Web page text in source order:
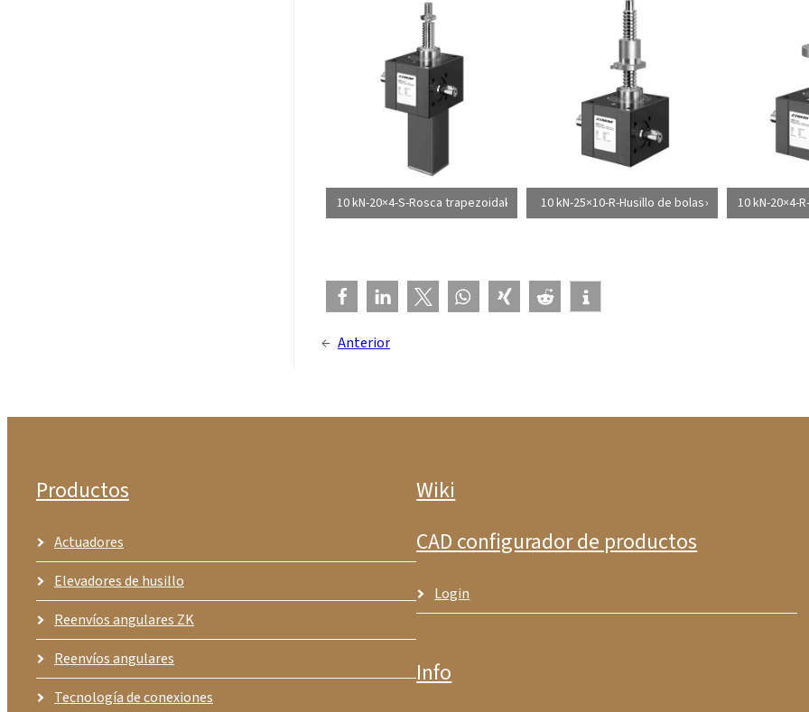
10 kN-20×4-S-Rosca trapezoidal 10 kN-25×10-R-Husillo de bolas 10 kN-20×4-
← Anterior
Productos
Actuadores
Elevadores de husillo
Reenvíos angulares ZK
Reenvíos angulares
Tecnología de conexiones
Wiki
CAD configurador de productos
Login
Info